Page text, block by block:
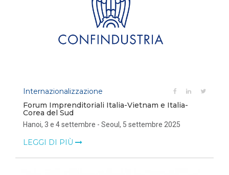
Internazionalizzazione
Forum Imprenditoriali Italia-Vietnam e Italia-
Corea del Sud
Hanoi, 3 e 4 settembre - Seoul, 5 settembre 2025
LEGGI DI PIÙ